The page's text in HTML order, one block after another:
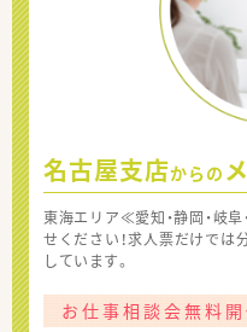
名古屋支店からの
東海エリア≪愛知・静岡・岐
せください！求人票だけでは
しています。
お仕事相談会無料開